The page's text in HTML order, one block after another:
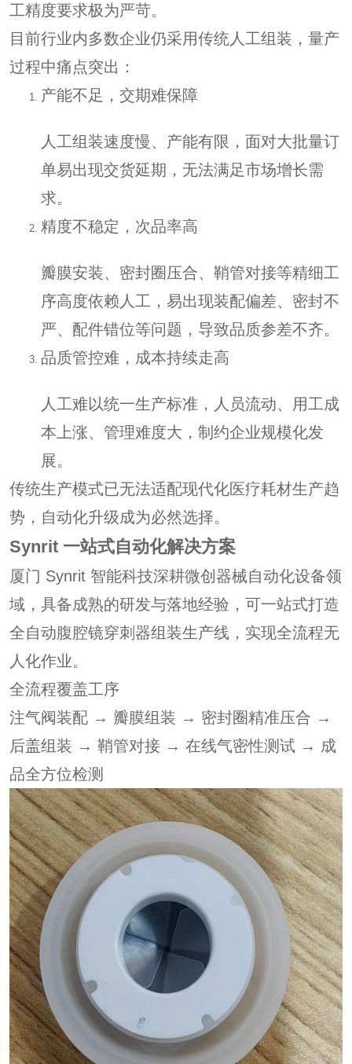
工精度要求极为严苛。
目前行业内多数企业仍采用传统人工组装，量产
过程中痛点突出：
产能不足，交期难保障
人工组装速度慢、产能有限，面对大批量订
单易出现交货延期，无法满足市场增长需
求。
精度不稳定，次品率高
瓣膜安装、密封圈压合、鞘管对接等精细工
序高度依赖人工，易出现装配偏差、密封不
严、配件错位等问题，导致品质参差不齐。
品质管控难，成本持续走高
人工难以统一生产标准，人员流动、用工成
本上涨、管理难度大，制约企业规模化发
展。
传统生产模式已无法适配现代化医疗耗材生产趋
势，自动化升级成为必然选择。
Synrit 一站式自动化解决方案
厦门 Synrit 智能科技深耕微创器械自动化设备领
域，具备成熟的研发与落地经验，可一站式打造
全自动腹腔镜穿刺器组装生产线，实现全流程无
人化作业。
全流程覆盖工序
注气阀装配 → 瓣膜组装 → 密封圈精准压合 →
后盖组装 → 鞘管对接 → 在线气密性测试 → 成
品全方位检测